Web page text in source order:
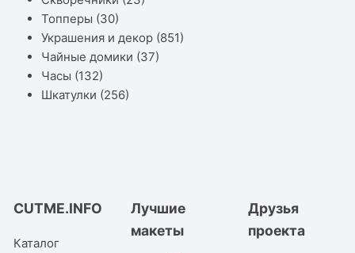
Топперы (30)
Украшения и декор (851)
Чайные домики (37)
Часы (132)
Шкатулки (256)
CUTME.INFO
Каталог
Лучшие
макеты
Друзья
проекта